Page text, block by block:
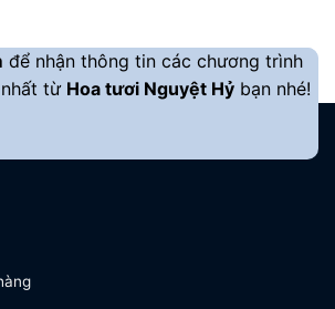
để nhận thông tin các chương trình
từ Hoa tươi Nguyệt Hỷ bạn nhé!